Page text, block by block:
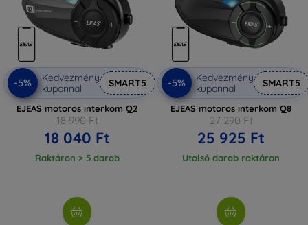
-5%
Kedvezmény
kuponnal
SMART5
EJEAS motoros interkom Q2
18 990 Ft
18 040 Ft
Raktáron > 5 darab
-5%
Kedvezmény
kuponnal
SMART5
EJEAS motoros interkom Q8
27 290 Ft
25 925 Ft
Utolsó darab raktáron